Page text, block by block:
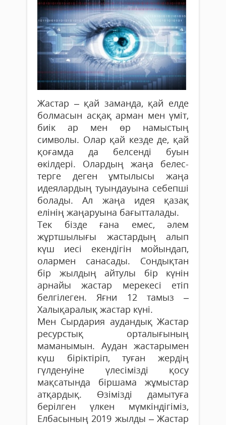
Жастар – қай заманда, қай елде
болмасын асқақ арман мен үміт,
биік ар мен өр намыстың
символы. Олар қай кезде де, қай
қоғамда да белсенді буын
өкілдері. Олардың жаңа белес­
терге деген ұмтылысы жаңа
идеялардың туындауына себепші
болады. Ал жаңа идея қазақ
елінің жаңаруына бағытталады.
Тек бізде ғана емес, әлем
жұртшылығы жастардың алып
күш иесі екендігін мойындап,
олармен санасады. Сондықтан
бір жылдың айтулы бір күнін
арнайы жастар мерекесі етіп
белгілеген. Яғни 12 тамыз –
Халықаралық жас­тар күні.
Мен Сырдария аудандық Жастар
ресурстық орталығының
маманымын. Аудан жастарымен
күш біріктіріп, туған жердің
гүлденуіне үлесімізді қосу
мақсатында біршама жұмыстар
атқардық. Өзімізді дамытуға
берілген үлкен мүмкіндігіміз,
Елбасының 2019 жылды – Жас­тар